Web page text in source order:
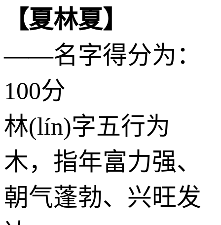
【夏林夏】
——名字得分为：
100分
林(lín)字五行为
木，指年富力强、
朝气蓬勃、兴旺发